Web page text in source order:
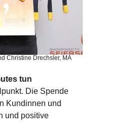
Christine Drechsler, MA
tun
Die Spende
Kundinnen und
und positive